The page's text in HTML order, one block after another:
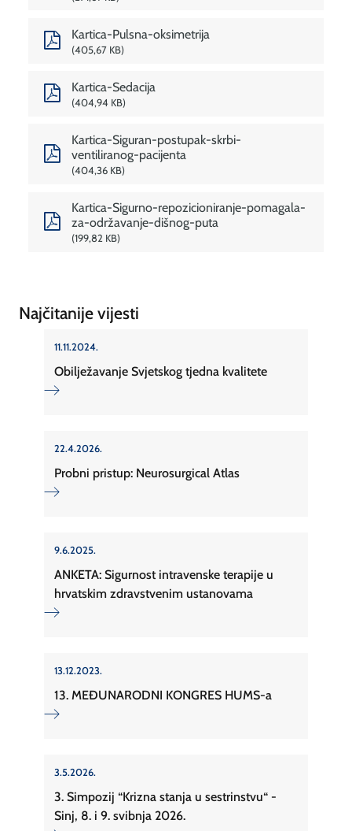
Kartica-Pulsna-oksimetrija
405,67 KB
Kartica-Sedacija
404,94 KB
Kartica-Siguran-postupak-skrbi-
ventiliranog-pacijenta
404,36 KB
Kartica-Sigurno-repozicioniranje-pomagala-
za-održavanje-dišnog-puta
199,82 KB
Najčitanije vijesti
11.11.2024.
Obilježavanje Svjetskog tjedna kvalitete
22.4.2026.
Probni pristup: Neurosurgical Atlas
9.6.2025.
ANKETA: Sigurnost intravenske terapije u
hrvatskim zdravstvenim ustanovama
13.12.2023.
13. MEĐUNARODNI KONGRES HUMS-a
3.5.2026.
3. Simpozij “Krizna stanja u sestrinstvu“ -
Sinj, 8. i 9. svibnja 2026.